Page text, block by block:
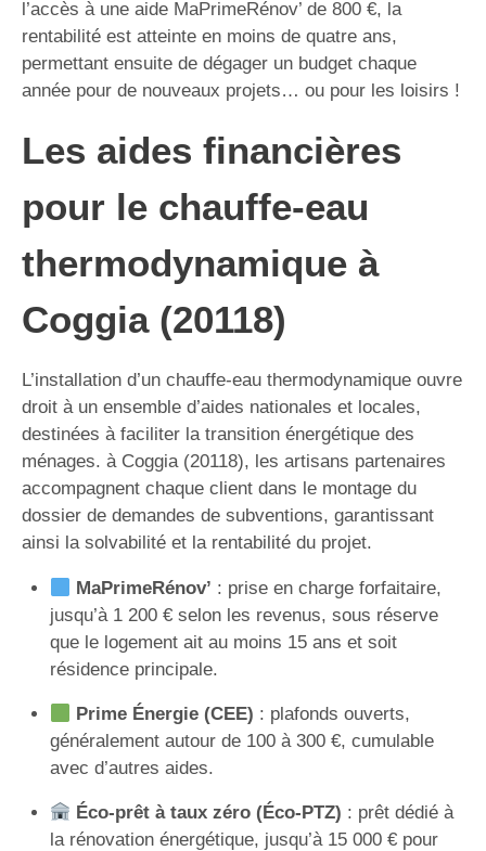
l’accès à une aide MaPrimeRénov’ de 800 €, la
rentabilité est atteinte en moins de quatre ans,
permettant ensuite de dégager un budget chaque
année pour de nouveaux projets… ou pour les loisirs !
Les aides financières
pour le chauffe-eau
thermodynamique à
Coggia (20118)
L’installation d’un chauffe-eau thermodynamique ouvre
droit à un ensemble d’aides nationales et locales,
destinées à faciliter la transition énergétique des
ménages. à Coggia (20118), les artisans partenaires
accompagnent chaque client dans le montage du
dossier de demandes de subventions, garantissant
ainsi la solvabilité et la rentabilité du projet.
MaPrimeRénov’ : prise en charge forfaitaire,
jusqu’à 1 200 € selon les revenus, sous réserve
que le logement ait au moins 15 ans et soit
résidence principale.
Prime Énergie (CEE) : plafonds ouverts,
généralement autour de 100 à 300 €, cumulable
avec d’autres aides.
Éco-prêt à taux zéro (Éco-PTZ) : prêt dédié à
la rénovation énergétique, jusqu’à 15 000 € pour